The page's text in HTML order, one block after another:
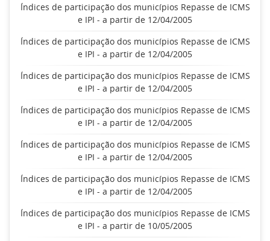
Índices de participação dos municípios Repasse de ICMS
e IPI - a partir de 12/04/2005
Índices de participação dos municípios Repasse de ICMS
e IPI - a partir de 12/04/2005
Índices de participação dos municípios Repasse de ICMS
e IPI - a partir de 12/04/2005
Índices de participação dos municípios Repasse de ICMS
e IPI - a partir de 12/04/2005
Índices de participação dos municípios Repasse de ICMS
e IPI - a partir de 12/04/2005
Índices de participação dos municípios Repasse de ICMS
e IPI - a partir de 12/04/2005
Índices de participação dos municípios Repasse de ICMS
e IPI - a partir de 10/05/2005